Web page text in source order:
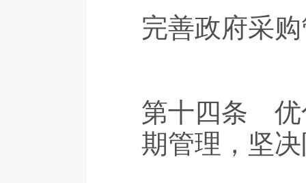
完善政府采
第十四条 优
期管理，坚